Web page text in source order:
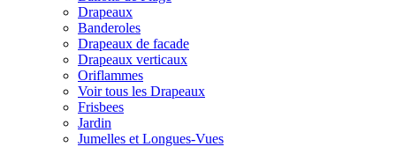
Drapeaux
Banderoles
Drapeaux de facade
Drapeaux verticaux
Oriflammes
Voir tous les Drapeaux
Frisbees
Jardin
Jumelles et Longues-Vues